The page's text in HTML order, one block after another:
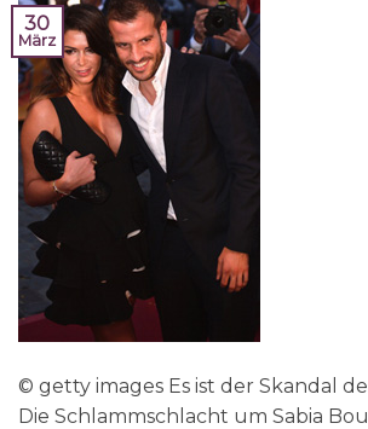
30
März
© getty images Es ist der Skandal
Die Schlammschlacht um Sabia